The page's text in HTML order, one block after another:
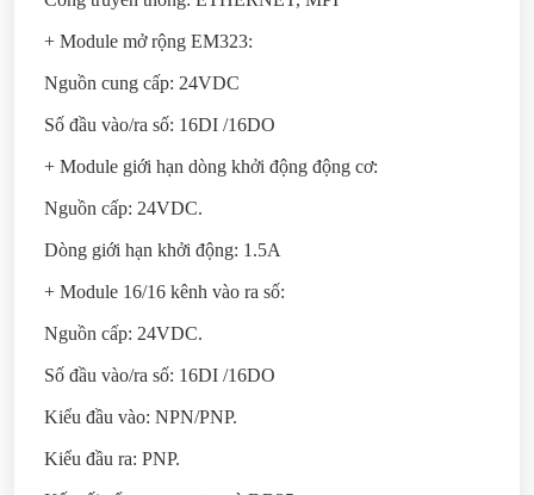
+ Module mở rộng EM323:
Nguồn cung cấp: 24VDC
Số đầu vào/ra số: 16DI /16DO
+ Module giới hạn dòng khởi động động cơ:
Nguồn cấp: 24VDC.
Dòng giới hạn khởi động: 1.5A
+ Module 16/16 kênh vào ra số:
Nguồn cấp: 24VDC.
Số đầu vào/ra số: 16DI /16DO
Kiểu đầu vào: NPN/PNP.
Kiểu đầu ra: PNP.